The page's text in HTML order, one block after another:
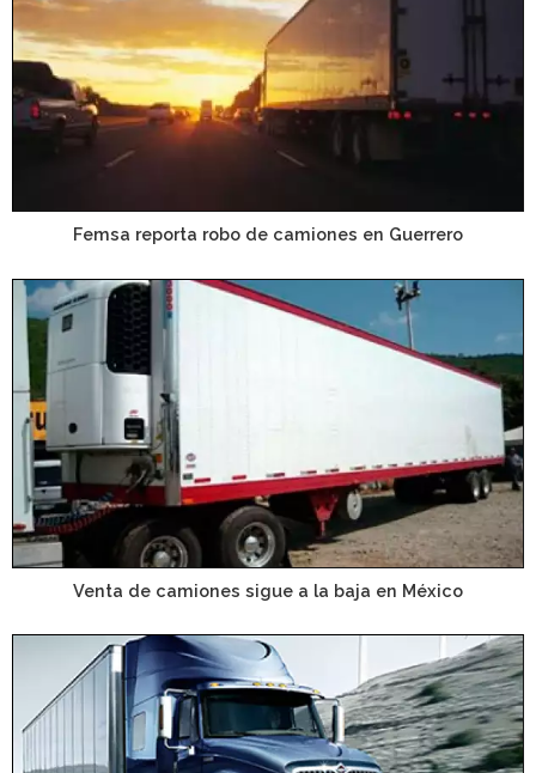
Femsa reporta robo de camiones en Guerrero
Venta de camiones sigue a la baja en México